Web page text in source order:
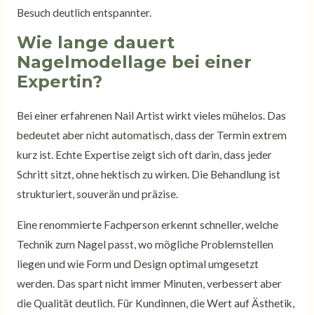
Besuch deutlich entspannter.
Wie lange dauert
Nagelmodellage bei einer
Expertin?
Bei einer erfahrenen Nail Artist wirkt vieles mühelos. Das
bedeutet aber nicht automatisch, dass der Termin extrem
kurz ist. Echte Expertise zeigt sich oft darin, dass jeder
Schritt sitzt, ohne hektisch zu wirken. Die Behandlung ist
strukturiert, souverän und präzise.
Eine renommierte Fachperson erkennt schneller, welche
Technik zum Nagel passt, wo mögliche Problemstellen
liegen und wie Form und Design optimal umgesetzt
werden. Das spart nicht immer Minuten, verbessert aber
die Qualität deutlich. Für Kundinnen, die Wert auf Ästhetik,